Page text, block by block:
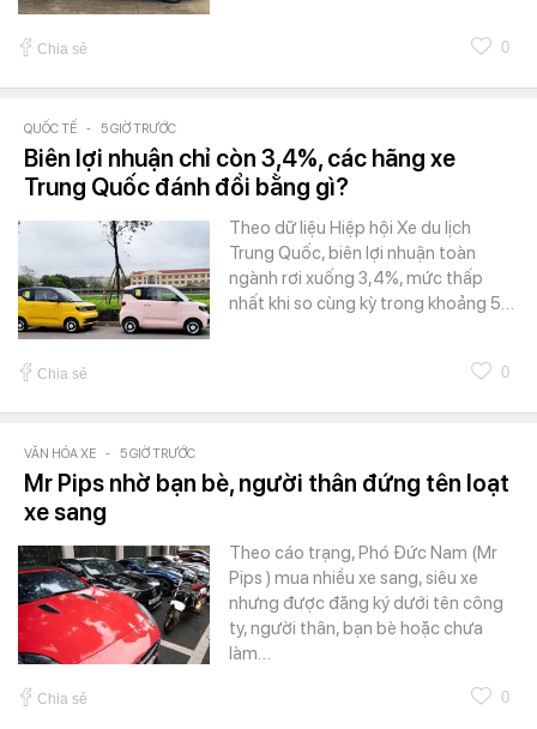
Chia sẻ 0
QUỐC TẾ - 5 GIỜ TRƯỚC
Biên lợi nhuận chỉ còn 3,4%, các hãng xe
Trung Quốc đánh đổi bằng gì?
Theo dữ liệu Hiệp hội Xe du lịch
Trung Quốc, biên lợi nhuận toàn
ngành rơi xuống 3,4%, mức thấp
nhất khi so cùng kỳ trong khoảng 5…
Chia sẻ 0
VĂN HÓA XE - 5 GIỜ TRƯỚC
Mr Pips nhờ bạn bè, người thân đứng tên loạt
xe sang
Theo cáo trạng, Phó Đức Nam (Mr
Pips ) mua nhiều xe sang, siêu xe
nhưng được đăng ký dưới tên công
ty, người thân, bạn bè hoặc chưa
làm…
Chia sẻ 0